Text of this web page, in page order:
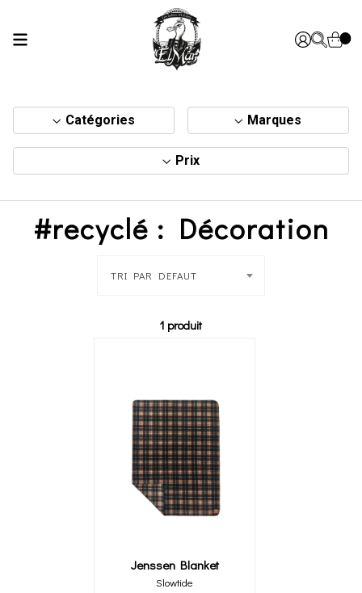
Catégories Marques
Prix
#recyclé : Décoration
1 produit
TRI PAR DEFAUT
Jenssen Blanket
Slowtide